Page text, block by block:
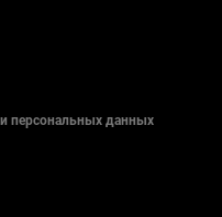
персональных данных